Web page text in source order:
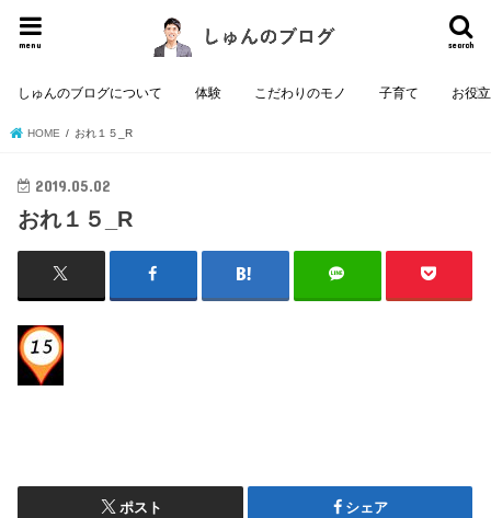
search
menu
しゅんのブログについて 体験 こだわりのモノ 子育て お役
HOME おれ１５_R
2019.05.02
おれ１５_R
ポスト シェア